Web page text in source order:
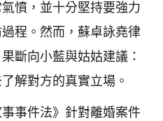
憤，並十分堅持要強力
程。然而，蘇卓詠堯律
斷向小藍與姑姑建議：
解對方的真實立場。
事件法》針對離婚案件